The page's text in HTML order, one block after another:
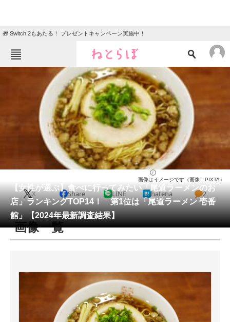
🎁 Switch 2もあたる！ プレゼントキャンペーン実施中！
ねとらぼメニュー
ニュース
クイズ
地域
教育・育児
リサーチ
会員記事
メディア
注目記事を集めた総合ページ
スマホと通信の最新トレンド
進化するPCとデバイスの未来
好きが集まる 比べて選べる
【女性が選ぶ】食べに行ってみたい「尾道ラーメンのお
店」ランキングTOP14！ 第1位は「尾道ラーメン 壱番
館」【2024年最新調査結果】
画像はイメージです（画像：PIXTA）
X Share LINE hatena 2
画像一覧